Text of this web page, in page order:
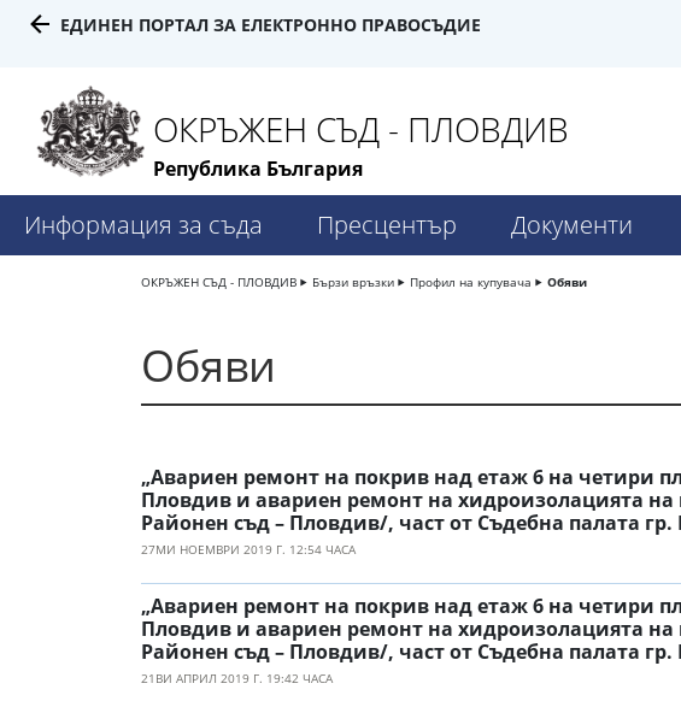
ЕДИНЕН ПОРТАЛ ЗА ЕЛЕКТРОННО ПРАВОСЪДИЕ
ОКРЪЖЕН СЪД - ПЛОВДИВ
Република България
Информация за съда Пресцентър Документи
ОКРЪЖЕН СЪД - ПЛОВДИВ Бързи връзки Профил на купувача Обяви
Обяви
„Авариен ремонт на покрив над етаж 6 на четири
Пловдив и авариен ремонт на хидроизолацията
Районен съд – Пловдив/, част от Съдебна палата
27МИ НОЕМВРИ 2019 Г. 12:54 ЧАСА
„Авариен ремонт на покрив над етаж 6 на четири
Пловдив и авариен ремонт на хидроизолацията
Районен съд – Пловдив/, част от Съдебна палата
21ВИ АПРИЛ 2019 Г. 19:42 ЧАСА